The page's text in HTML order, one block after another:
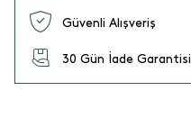
Güvenli Alışveriş
30 Gün İade Garantisi